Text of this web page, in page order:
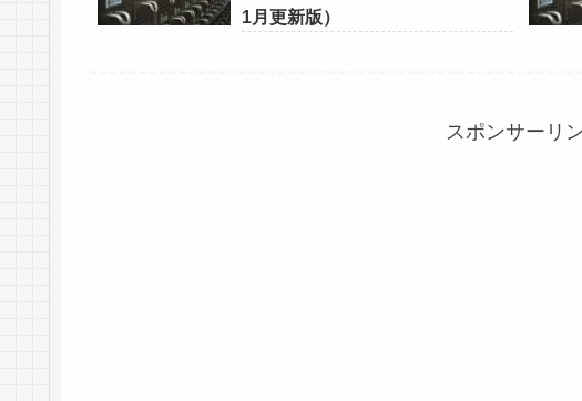
1月更新版）
スポンサーリ